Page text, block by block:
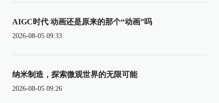
AIGC时代 动画还是原来的那个“动画”吗
2026-08-05 09:33
纳米制造，探索微观世界的无限可能
2026-08-05 09:26